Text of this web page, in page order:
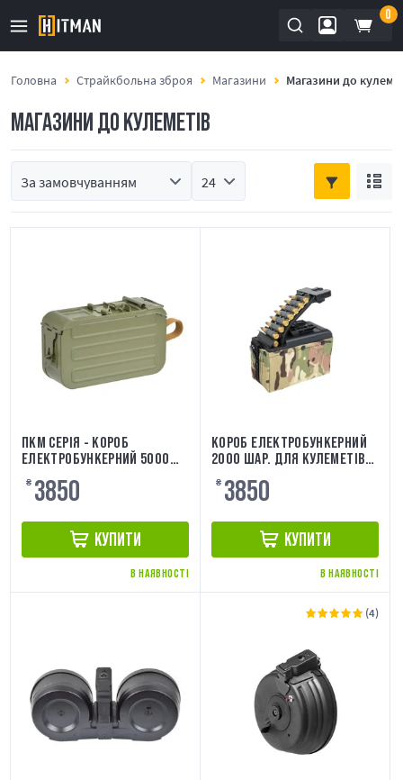
0
Головна Страйкбольна зброя Магазини Магазини до
МАГАЗИНИ ДО КУЛЕМЕТІВ
ПКМ СЕРІЯ - КОРОБ
ЕЛЕКТРОБУНКЕРНИЙ 5000
ШАР. [A&K]
₴ 3850
КУПИТИ
В НАЯВНОСТІ
КОРОБ ЕЛЕКТРОБУНКЕРНИЙ
2000 ШАР. ДЛЯ КУЛЕМЕТІВ
M249 A&K
₴ 3850
КУПИТИ
В НАЯВНОСТІ
(4)